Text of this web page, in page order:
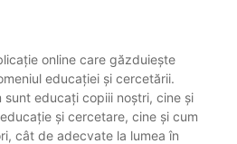
online care găzduiește
educației și cercetării.
sunt educați copiii noștri, cine și
și cercetare, cine și cum
cât de adecvate la lumea în